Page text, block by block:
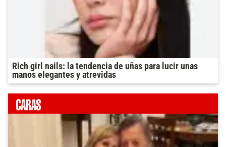
Rich girl nails: la tendencia de uñas para lucir unas
manos elegantes y atrevidas